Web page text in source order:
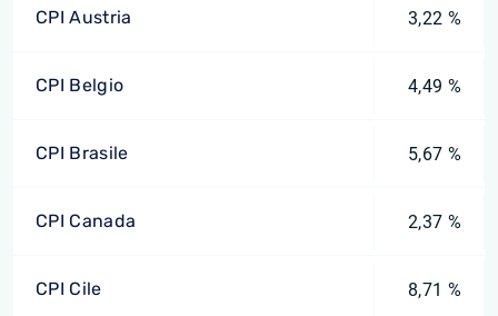
CPI Austria 3,22 %
CPI Belgio 4,49 %
CPI Brasile 5,67 %
CPI Canada 2,37 %
CPI Cile 8,71 %